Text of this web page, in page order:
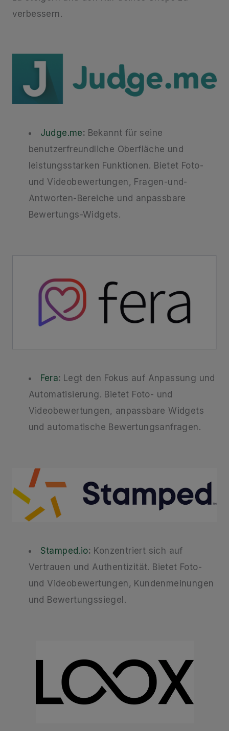
verbessern.
Judge.me: Bekannt für seine
benutzerfreundliche Oberfläche und
leistungsstarken Funktionen. Bietet Foto-
und Videobewertungen, Fragen-und-
Antworten-Bereiche und anpassbare
Bewertungs-Widgets.
Fera: Legt den Fokus auf Anpassung und
Automatisierung. Bietet Foto- und
Videobewertungen, anpassbare Widgets
und automatische Bewertungsanfragen.
Stamped.io: Konzentriert sich auf
Vertrauen und Authentizität. Bietet Foto-
und Videobewertungen, Kundenmeinungen
und Bewertungssiegel.